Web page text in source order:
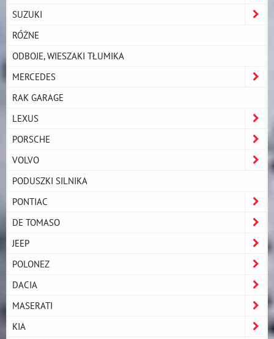
SUZUKI
RÓŻNE
ODBOJE, WIESZAKI TŁUMIKA
MERCEDES
RAK GARAGE
LEXUS
PORSCHE
VOLVO
PODUSZKI SILNIKA
PONTIAC
DE TOMASO
JEEP
POLONEZ
DACIA
MASERATI
KIA